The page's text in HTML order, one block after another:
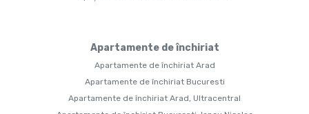
Apartamente de închiriat
Apartamente de închiriat Arad
Apartamente de închiriat Bucuresti
Apartamente de închiriat Arad, Ultracentral